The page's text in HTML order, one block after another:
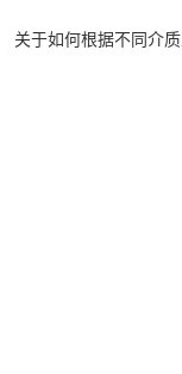
关于如何根据不同介